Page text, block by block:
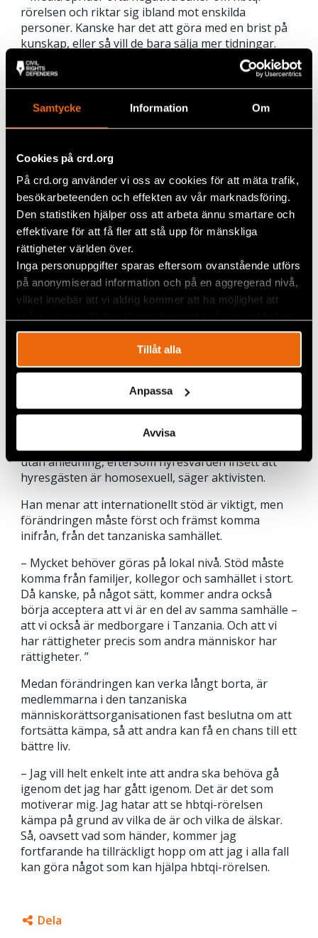
Samtycke Information Om
Cookies på crd.org
På crd.org använder vi oss av cookies för att mäta trafik,
besökarbeteenden och effekten av vår marknadsföring.
Den statistiken hjälper oss att arbeta ännu smartare och
effektivare för att få fler att stå upp för mänskliga
rättigheter världen över.
Inga personuppgifter sparas eftersom ovanstående utförs
på anonymiserad information och på en aggregerad nivå,
vilket innebär att vi aldrig kommer att ha möjlighet att
Tillåt alla
Anpassa
Avvisa
rörelsen och riktar sig ibland mot enskilda
personer. Kanske har det att göra med en brist på
kunskap, eller så vill de bara sälja mer tidningar.
Oavsett vilket har det inneburit en utmaning för
rörelsen.
Många har fått namn och bild, ihop med en
notering om sin sexuella läggning, publicerade i
tidningar eller sänt på riks-tv och i podcasts.
– Att hängas ut i media innebär stora risker. Om alla
vet hur du ser ut kommer situationen definitivt att
bli svår. Det här leder ofta till att personer söker
skydd eller asyl någonstans utanför Tanzania. De
tvingas lämna för sin egen säkerhets skull, i princip
fly för sina liv, fortsätter aktivisten.
”Man bör inte straffas på grund av vem man
älskar”
Sedan president Magufuli kom till makten 2015 har
inga åtgärder vidtagits för att förbättra situationen
för hbtqi-personer. Istället har regeringen stängt
ner organisationer som arbetar för att skydda
mänskliga rättigheter och hbtqi-rättigheter.
– Det har varit kännbart för oss som organisation.
Vi har till exempel avhysts från vårt kontor, vilket
påverkar vårt arbete. Enskilda individer har också
utan anledning, eftersom hyresvärden insett att
hyresgästen är homosexuell, säger aktivisten.
Han menar att internationellt stöd är viktigt, men
förändringen måste först och främst komma
inifrån, från det tanzaniska samhället.
– Mycket behöver göras på lokal nivå. Stöd måste
komma från familjer, kollegor och samhället i stort.
Då kanske, på något sätt, kommer andra också
börja acceptera att vi är en del av samma samhälle –
att vi också är medborgare i Tanzania. Och att vi
har rättigheter precis som andra människor har
rättigheter. ”
Medan förändringen kan verka långt borta, är
medlemmarna i den tanzaniska
människorättsorganisationen fast beslutna om att
fortsätta kämpa, så att andra kan få en chans till ett
bättre liv.
– Jag vill helt enkelt inte att andra ska behöva gå
igenom det jag har gått igenom. Det är det som
motiverar mig. Jag hatar att se hbtqi-rörelsen
kämpa på grund av vilka de är och vilka de älskar.
Så, oavsett vad som händer, kommer jag
fortfarande ha tillräckligt hopp om att jag i alla fall
kan göra något som kan hjälpa hbtqi-rörelsen.
Dela